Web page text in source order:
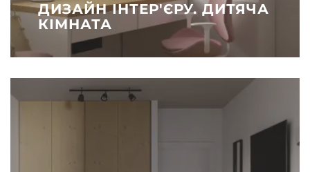
ДИЗАЙН ІНТЕР'ЄРУ. ДИТЯЧА
КІМНАТА